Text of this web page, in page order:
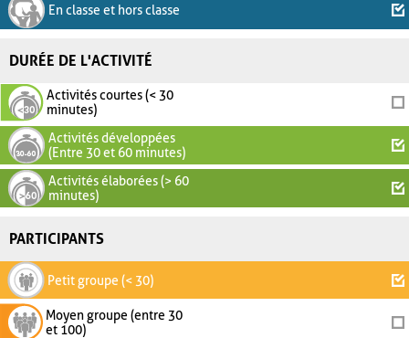
En classe et hors classe
DURÉE DE L'ACTIVITÉ
Activités courtes (< 30
minutes)
Activités développées
(Entre 30 et 60 minutes)
Activités élaborées (> 60
minutes)
PARTICIPANTS
Petit groupe (< 30)
Moyen groupe (entre 30
et 100)